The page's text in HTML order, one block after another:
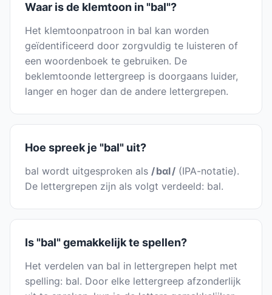
Waar is de klemtoon in "bal"?
Het klemtoonpatroon in bal kan worden
geïdentificeerd door zorgvuldig te luisteren of
een woordenboek te gebruiken. De
beklemtoonde lettergreep is doorgaans luider,
langer en hoger dan de andere lettergrepen.
Hoe spreek je "bal" uit?
bal wordt uitgesproken als / bɑl / (IPA-notatie).
De lettergrepen zijn als volgt verdeeld: bal.
Is "bal" gemakkelijk te spellen?
Het verdelen van bal in lettergrepen helpt met
spelling: bal. Door elke lettergreep afzonderlijk